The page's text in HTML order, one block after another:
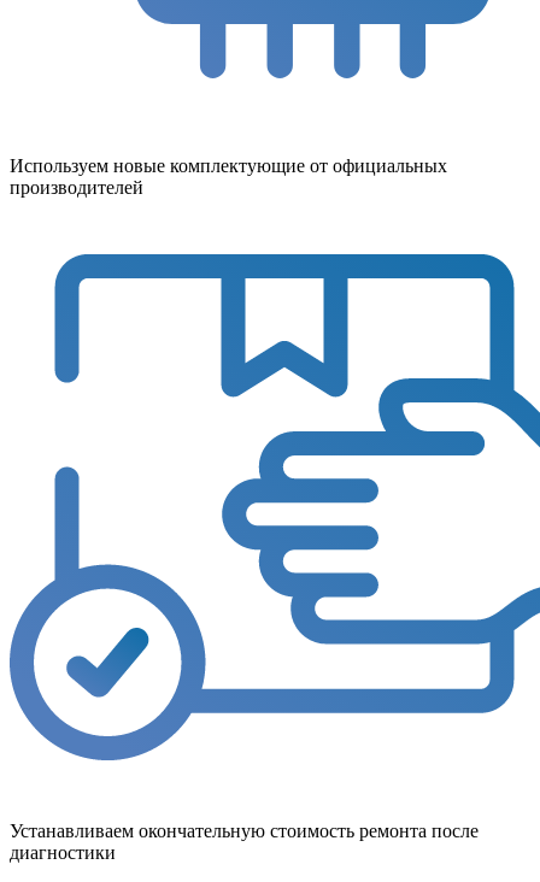
Используем новые комплектующие от официальных
производителей
Устанавливаем окончательную стоимость ремонта после
диагностики